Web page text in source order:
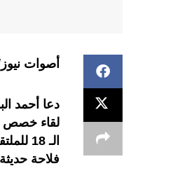
أصوات
دعا أحمد
لقاء خصص
الـ
فلاحة